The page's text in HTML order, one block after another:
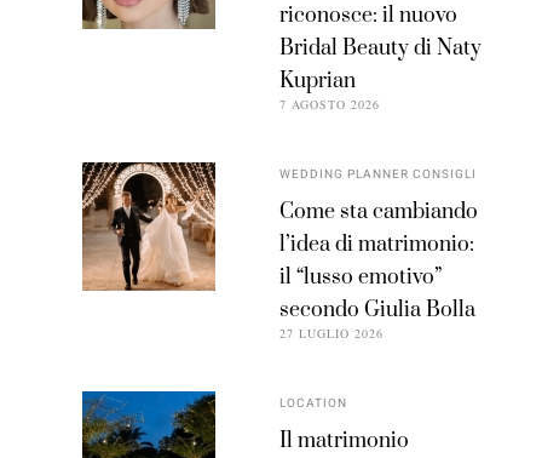
riconosce: il nuovo
Bridal Beauty di Naty
Kuprian
7 AGOSTO 2026
WEDDING PLANNER CONSIGLI
Come sta cambiando
l’idea di matrimonio:
il “lusso emotivo”
secondo Giulia Bolla
27 LUGLIO 2026
LOCATION
Il matrimonio